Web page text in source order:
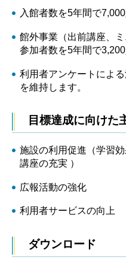
入館者数を5年間で7,000
館外事業（出前講座、
参加者数を5年間で3,200
利用者アンケートによ
を維持します。
目標達成に向けた
施設の利用促進（学習
講座の充実 ）
広報活動の強化
利用者サービスの向上
ダウンロード